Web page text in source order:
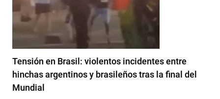
Tensión en Brasil: violentos incidentes entre
hinchas argentinos y brasileños tras la final del
Mundial